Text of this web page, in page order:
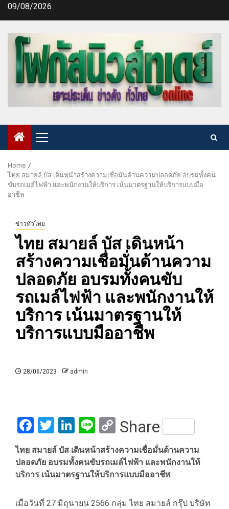
Skip09/08/2026
Primary
Menu
Home
ไทย สมายล์ บัส เดินหน้าสร้างความเชื่อมั่นด้านความปลอดภัย อบรมทั้งคน
ขับรถเมล์ไฟฟ้า และพนักงานให้บริการ เน้นมาตรฐานให้บริการแบบมือ
อาชีพ
ข่าวทั่วไทย
ไทย สมายล์ บัส เดินหน้า
สร้างความเชื่อมั่นด้านความ
ปลอดภัย อบรมทั้งคนขับ
รถเมล์ไฟฟ้า และพนักงานให้
บริการ เน้นมาตรฐานให้
บริการแบบมืออาชีพ
28/06/2023 admin
Facebook
Twitter
LinkedIn
LineCopy
Link
Share
ไทย สมายล์ บัส เดินหน้าสร้างความเชื่อมั่นด้านความ
ปลอดภัย อบรมทั้งคนขับรถเมล์ไฟฟ้า และพนักงานให้
บริการ เน้นมาตรฐานให้บริการแบบมืออาชีพ
เมื่อวันที่ 27 มิถุนายน 2566 กลุ่ม ไทย สมายล์ กรุ๊ป บริษัท